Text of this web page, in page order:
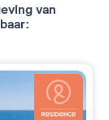
van